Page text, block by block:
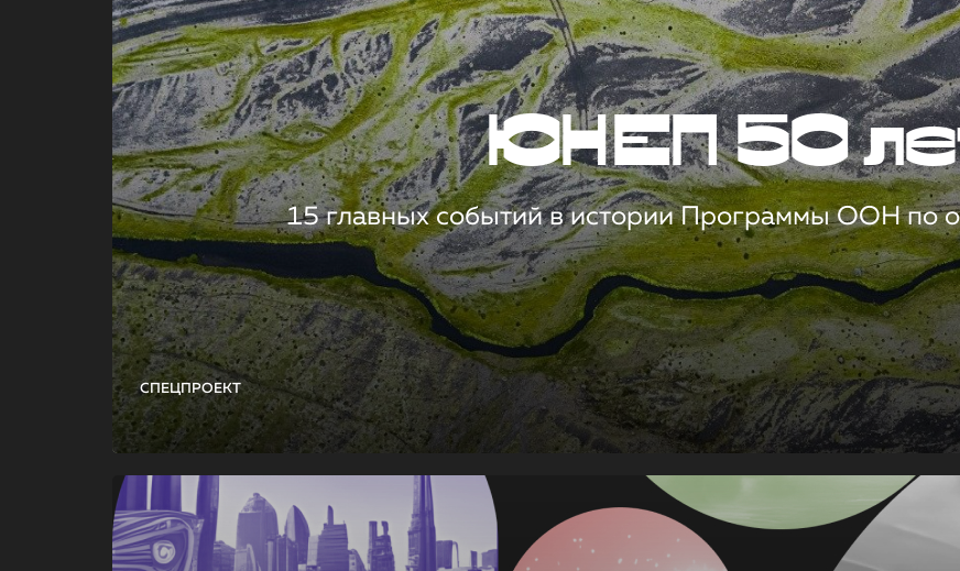
СПЕЦПРОЕКТ
ЮНЕП 50
15 главных событий в истории Программы ООН по